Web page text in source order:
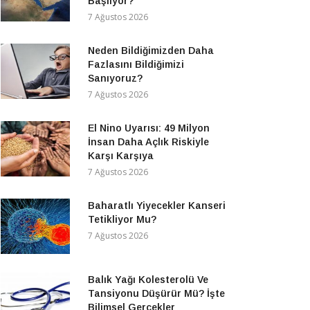
7 Ağustos 2026
Neden Bildiğimizden Daha
Fazlasını Bildiğimizi
Sanıyoruz?
7 Ağustos 2026
El Nino Uyarısı: 49 Milyon
İnsan Daha Açlık Riskiyle
Karşı Karşıya
7 Ağustos 2026
Baharatlı Yiyecekler Kanseri
Tetikliyor Mu?
7 Ağustos 2026
Balık Yağı Kolesterolü Ve
Tansiyonu Düşürür Mü? İşte
Bilimsel Gerçekler